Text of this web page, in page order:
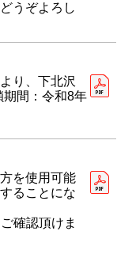
うぞよろし
り、下北沢
期間：令和8年
を使用可能
ることにな
確認頂けま